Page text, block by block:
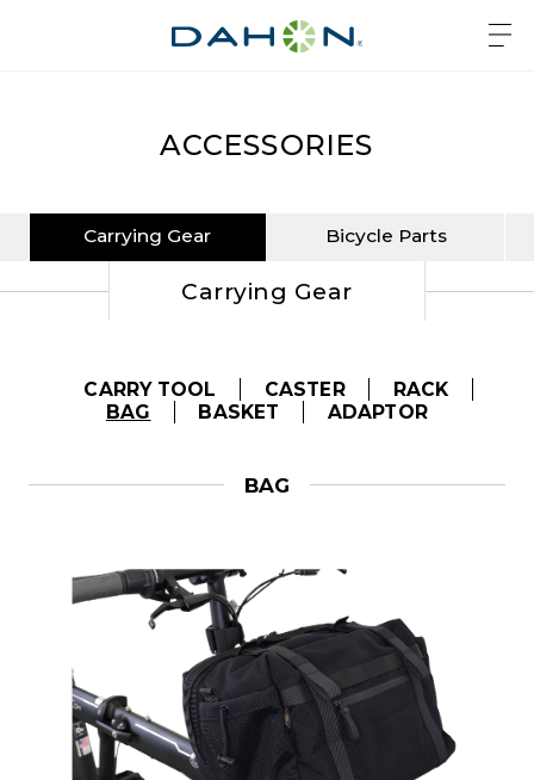
ACCESSORIES
Carrying Gear Bicycle Parts
Carrying Gear
CARRY TOOL CASTER
RACK
BAG
BASKET ADAPTOR
BAG